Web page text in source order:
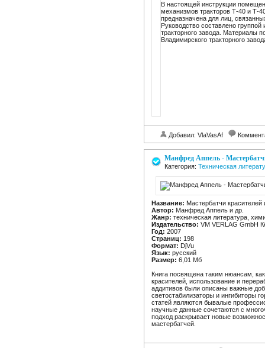
В настоящей инструкции
механизмов тракторов Т-40 и Т-
предназначена для лиц,
Руководство составлено группой
тракторного завода. Материалы
Владимирского тракторного
Добавил: VlaVasAf
Манфред Аппель -
Категория: Техническая
Название: Мастербатчи красителей
Автор: Манфред Аппель и др.
Жанр: техническая литература,
Издательство: VM VERLAG GmbH
Год: 2007
Страниц: 198
Формат: DjVu
Язык: русский
Размер: 6,01 Мб
Книга посвящена таким нюансам,
красителей, использование и
аддитивов были описаны важные
светостабилизаторы и ингибиторы
статей являются бывалые
научные данные сочетаются с
подход раскрывает новые
мастербатчей.